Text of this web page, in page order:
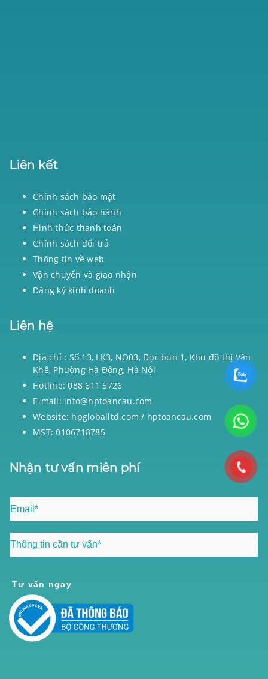
Liên kết
Chính sách bảo mật
Chính sách bảo hành
Hình thức thanh toán
Chính sách đổi trả
Thông tin về web
Vận chuyển và giao nhận
Đăng ký kinh doanh
Liên hệ
Địa chỉ : Số 13, LK3, NO03, Dọc bún 1, Khu đô thị Văn
Khê, Phường Hà Đông, Hà Nội
Hotline: 088 611 5726
E-mail: info@hptoancau.com
Website: hpgloballtd.com / hptoancau.com
MST: 0106718785
Nhận tư vấn miên phí
Tư vấn ngay